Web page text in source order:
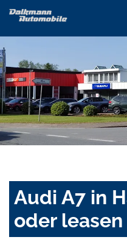
Audi A7 in
oder leasen